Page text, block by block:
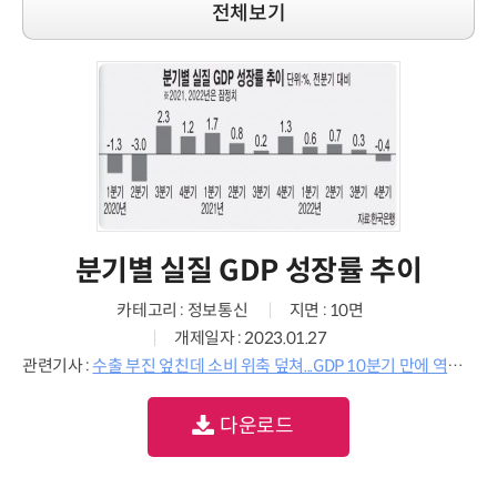
전체보기
분기별 실질 GDP 성장률 추이
카테고리 : 정보통신
지면 : 10면
개제일자 : 2023.01.27
관련기사 :수출 부진 엎친데 소비 위축 덮쳐...GDP 10분기 만에 역성장
다운로드